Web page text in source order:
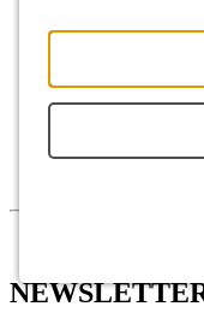
Leitbild
Netzwerk/
Notwendige